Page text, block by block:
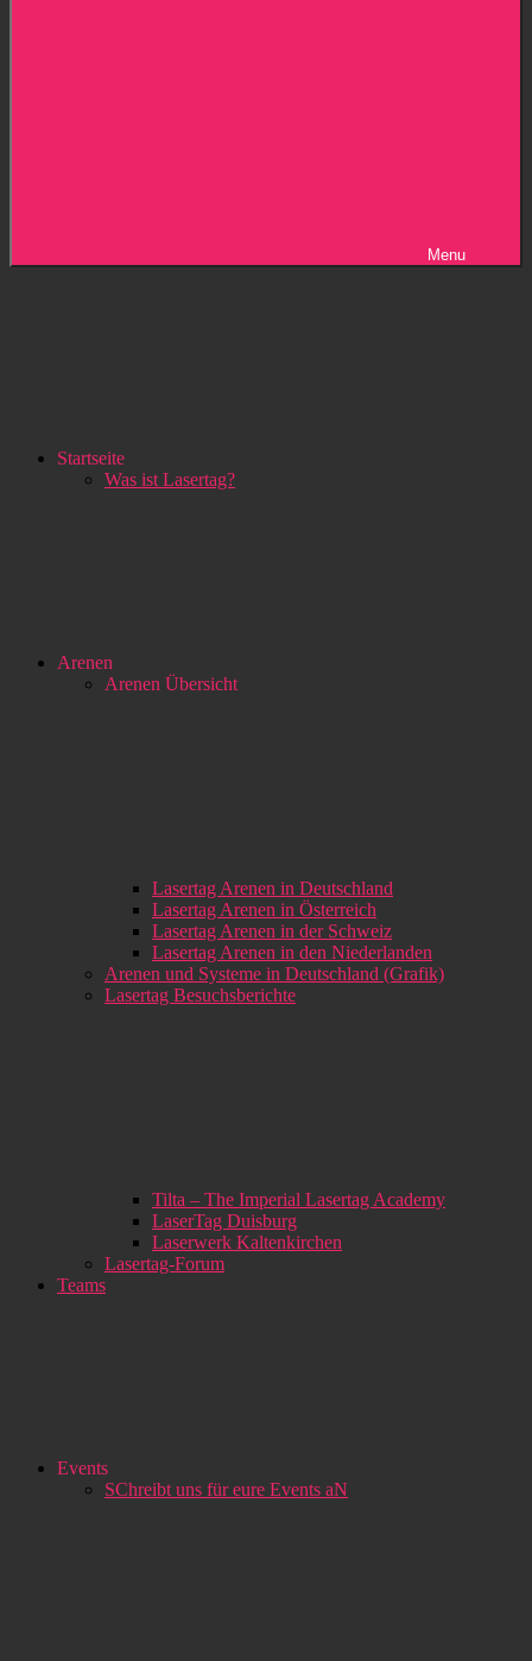
Menu
Startseite
Was ist Lasertag?
Arenen
Arenen Übersicht
Lasertag Arenen in Deutschland
Lasertag Arenen in Österreich
Lasertag Arenen in der Schweiz
Lasertag Arenen in den Niederlanden
Arenen und Systeme in Deutschland (Grafik)
Lasertag Besuchsberichte
Tilta – The Imperial Lasertag Academy
LaserTag Duisburg
Laserwerk Kaltenkirchen
Lasertag-Forum
Teams
Events
SChreibt uns für eure Events aN